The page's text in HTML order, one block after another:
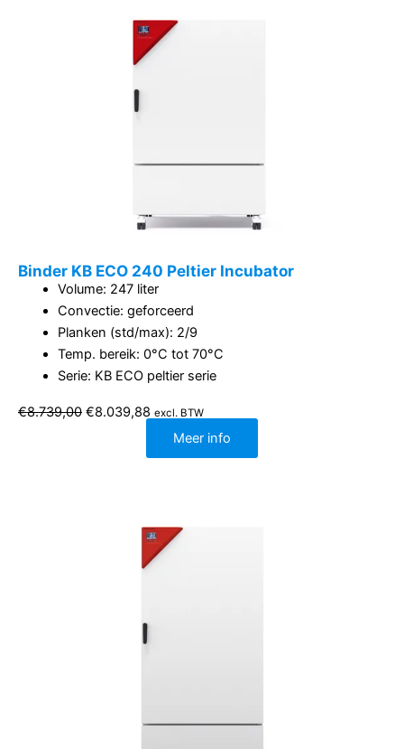
Binder KB ECO 240 Peltier Incubator
Volume: 247 liter
Convectie: geforceerd
Planken (std/max): 2/9
Temp. bereik: 0°C tot 70°C
Serie: KB ECO peltier serie
€8.739,00 Oorspronkelijke
€8.039,88 Huidige
excl. BTW
Meer info